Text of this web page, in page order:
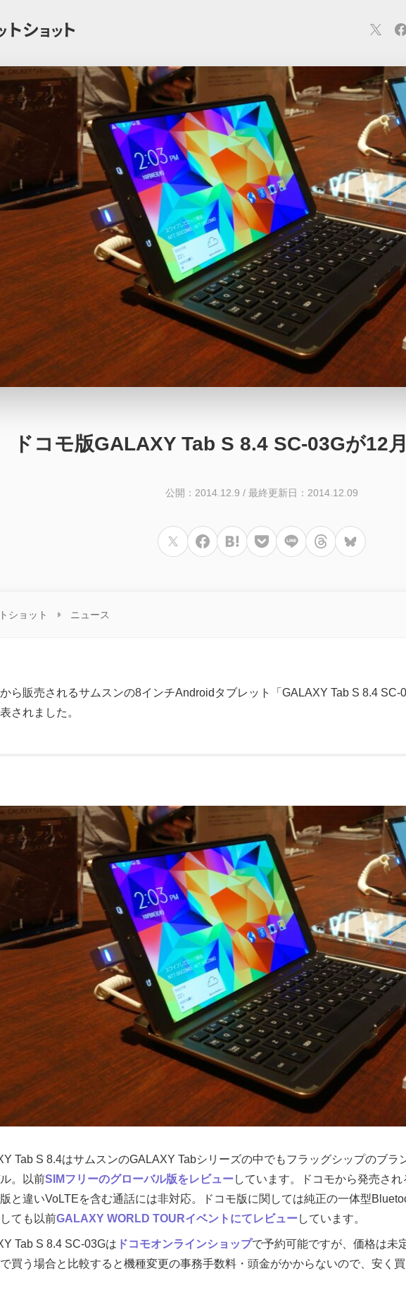
スマホ PC関連 カメラ ウェアラブル スマートホーム 車・バイク
スマートホーム アクションカメラ カメラ 回線 iPhone Mac
ーディオ 周辺機器
ドコモ版GALAXY Tab S 8.4 SC-03Gが12
公開：2014.12.9 / 最終更新日：2014.12.09
ショット ニュース
から販売されるサムスンの8インチAndroidタブレット「GALAXY Tab S 8.4
されました。
Tab S 8.4はサムスンのGALAXY Tabシリーズの中でもフラッグシップのブラ
。以前SIMフリーのグローバル版をレビューしています。ドコモから発売さ
と違いVoLTEを含む通話には非対応。ドコモ版に関しては純正の一体型
ても以前GALAXY WORLD TOURイベントにてレビューしています。
Tab S 8.4 SC-03Gは ドコモオンラインショップで予約可能ですが、価格は未
買う場合と比較すると機種変更の事務手数料・頭金がかからないので、安く